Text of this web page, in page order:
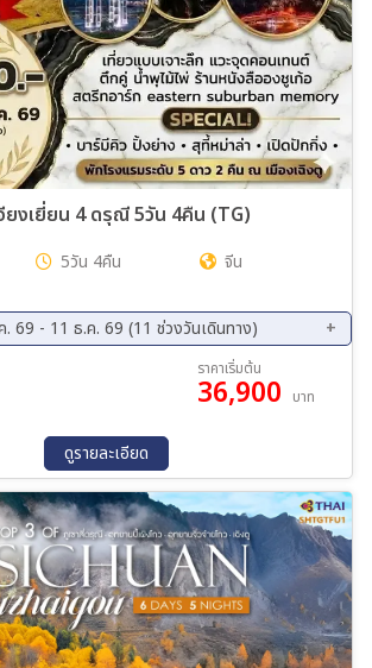
ยงเยี่ยน 4 ดรุณี 5วัน 4คืน (TG)
5วัน 4คืน จีน
. 69 - 11 ธ.ค. 69 (11 ช่วงวันเดินทาง)
22 ส.ค. 69 - 26 ส.ค. 69
69
21 ก.ย. 69 - 25 ก.ย. 69
69
10 ต.ค. 69 - 14 ต.ค. 69
14 พ.ย. 69 - 18 พ.ย. 69
05 ธ.ค. 69 - 09 ธ.ค. 69
. 69
ราคาเริ่มต้น
36,900 บาท
ดูรายละเอียด